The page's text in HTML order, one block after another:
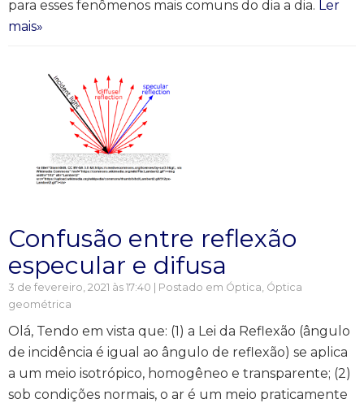
para esses fenômenos mais comuns do dia a dia. Ler
mais»
Confusão entre reflexão
especular e difusa
3 de fevereiro, 2021 às 17:40 | Postado em Óptica, Óptica
geométrica
Olá, Tendo em vista que: (1) a Lei da Reflexão (ângulo
de incidência é igual ao ângulo de reflexão) se aplica
a um meio isotrópico, homogêneo e transparente; (2)
sob condições normais, o ar é um meio praticamente